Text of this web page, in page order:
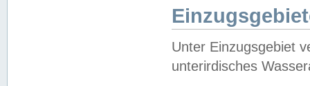
Unter Einzugsgebiet
unterirdisches